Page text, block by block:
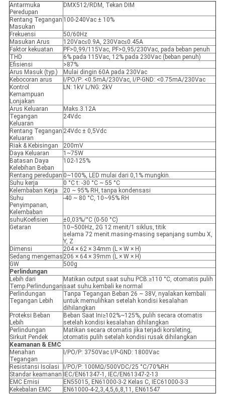
Antarmuka
Peredupan
DMX512/RDM, Tekan DIM
Rentang Tegangan
Masukan
100-240Vac ± 10%
Frekuensi
50/60Hz
Masukan Arus
120Vac≤0.9A, 230Vac≤0.45A
Faktor kekuatan
PF>0,99/115Vac, PF>0,95/230Vac, pada beban penuh
THD
6% pada 115Vac, 12% pada 230Vac (beban penuh)
Efisiensi
>87%
Arus Masuk (typ.)
Mulai dingin 60A pada 230Vac
Kebocoran arus
I/PO/P: <0.5mA/230Vac, I/P-GND: <0.75mA/230Vac
Kontrol
Kemampuan
Lonjakan
LN: 1kV L/NG: 2kV
Arus Keluaran
Maks.3.12A
Tegangan
Keluaran
24Vdc
Rentang Tegangan
Keluaran
24Vdc ± 0,5Vdc
Riak & Kebisingan
200mV
Daya Keluaran
1~75W
Batasan Daya
Kelebihan Beban
102-125%
Rentang peredupan 0~100%, LED mulai dari 0,1% mungkin.
Suhu kerja
0 °C t: -30 °C ~ 55 °C
Kelembaban Kerja
20 ~ 95% RH, tanpa kondensasi
Suhu
Penyimpanan,
Kelembaban
-40 ~ 80 °C, 10~95% RH
suhuKoefisien
±0,03%/°C (0-50 °C)
Getaran
10~500Hz, 2G 12 menit/1 siklus, titik
selama 72 menit.masing-masing sepanjang sumbu X,
Y, Z
Dimensi
204 × 62 × 34mm (L × W × H)
Sedang mengemas 206 × 64 × 39mm (L × W × H)
GW
500g
Perlindungan
Lebih dari
Temp.Perlindungan
Matikan output saat suhu PCB.≥110 °C, otomatis pulih
saat suhu.kembali ke normal
Perlindungan
Tegangan Lebih
Tanpa Tegangan Beban 26 ~ 38V, nyalakan kembali
untuk memulihkan setelah kondisi kesalahan
dihilangkan
Proteksi Beban
Lebih
Beban Saat Ini≥102%~125%, pulih secara otomatis
setelah kondisi kesalahan dihilangkan
Perlindungan
Sirkuit Pendek
Matikan secara otomatis jika terjadi korsleting,
otomatis pulih setelah kondisi rusak dihilangkan
Keamanan & EMC
Menahan
Tegangan
I/PO/P: 3750Vac I/P-GND: 1800Vac
Resistansi Isolasi
I/PO/P: 100MΩ/500VDC/25 °C/70%RH
Standar keamanan
IEC/EN61347-1, IEC/EN61347-2-13
EMC Emisi
EN55015, EN61000-3-2 Kelas C, IEC61000-3-3
Kekebalan EMC
EN61000-4-2,3,4,5,6,8,11, EN61547